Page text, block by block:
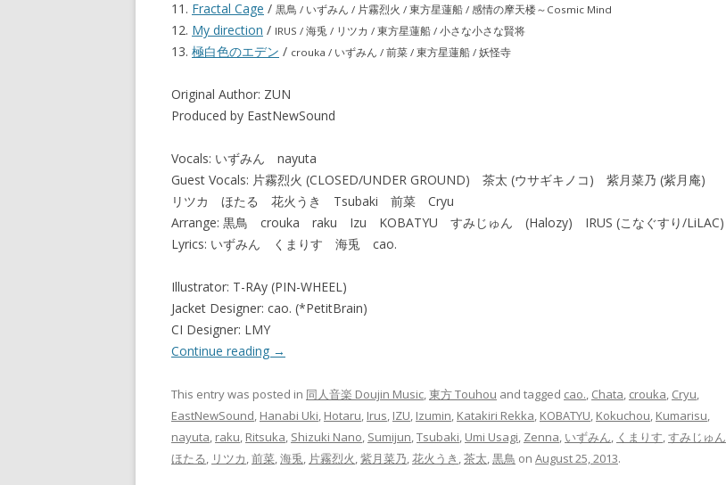
11. Fractal Cage / 黒鳥 / いずみん / 片霧烈火 / 東方星蓮船 / 感情の摩天楼～Cosmic Mind
12. My direction / IRUS / 海兎 / リツカ / 東方星蓮船 / 小さな小さな賢将
13. 極白色のエデン / crouka / いずみん / 前菜 / 東方星蓮船 / 妖怪寺
Original Author: ZUN
Produced by EastNewSound
Vocals: いずみん nayuta
Guest Vocals: 片霧烈火 (CLOSED/UNDER GROUND) 茶太 (ウサギキノコ) 紫月菜乃 (紫月庵)
リツカ ほたる 花火うき Tsubaki 前菜 Cryu
Arrange: 黒鳥 crouka raku Izu KOBATYU すみじゅん (Halozy) IRUS (こなぐすり/LiLAC)
Lyrics: いずみん くまりす 海兎 cao.
Illustrator: T-RAy (PIN-WHEEL)
Jacket Designer: cao. (*PetitBrain)
CI Designer: LMY
Continue reading →
This entry was posted in 同人音楽 Doujin Music,東方 Touhou and tagged cao., Chata, crouka, Cryu,
EastNewSound, Hanabi Uki, Hotaru, Irus, IZU, Izumin, Katakiri Rekka, KOBATYU, Kokuchou, Kumarisu,
nayuta, raku, Ritsuka, Shizuki Nano, Sumijun,Tsubaki, Umi Usagi, Zenna, いずみん, くまりす,すみじゅん
ほたる, リツカ,前菜,海兎, 片霧烈火,紫月菜乃,花火うき ,茶太,黒鳥 on August 25, 2013.